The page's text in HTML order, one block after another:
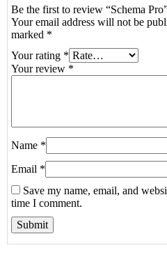
Be the first to review “Schema
Your email address will not be
marked *
Your rating *
Your review *
Name *
Email *
Save my name, email, and
time I comment.